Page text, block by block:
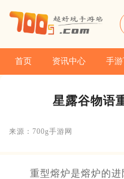
首页 资讯中心 手
星露谷物语
来源：700g手游网
重型熔炉是熔炉的